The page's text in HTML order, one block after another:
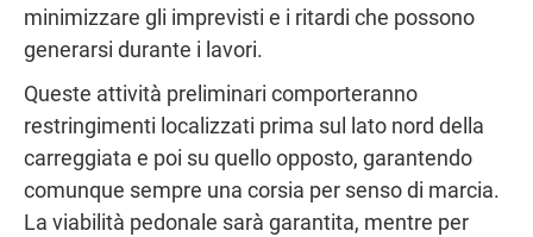
minimizzare gli imprevisti e i ritardi che possono
generarsi durante i lavori.
Queste attività preliminari comporteranno
restringimenti localizzati prima sul lato nord della
carreggiata e poi su quello opposto, garantendo
comunque sempre una corsia per senso di marcia.
La viabilità pedonale sarà garantita, mentre per